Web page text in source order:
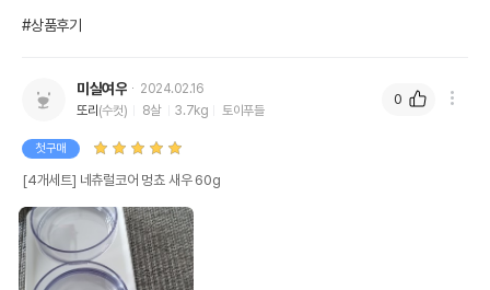
#상품후기
미실여우
2024.02.16
또리(수컷) 8살 3.7kg 토이푸들
첫구매
[4개세트] 네츄럴코어 멍쵸 새우 60g
0